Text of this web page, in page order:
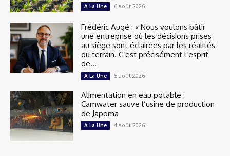
A La Une 6 août 2026
Frédéric Augé : « Nous voulons bâtir
une entreprise où les décisions prises
au siège sont éclairées par les réalités
du terrain. C’est précisément l’esprit
de...
A La Une 5 août 2026
Alimentation en eau potable :
Camwater sauve l’usine de production
de Japoma
A La Une 4 août 2026